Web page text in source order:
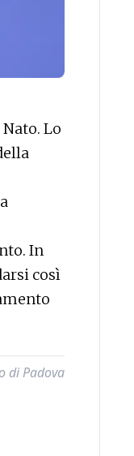
Lo
In
così
di Padova